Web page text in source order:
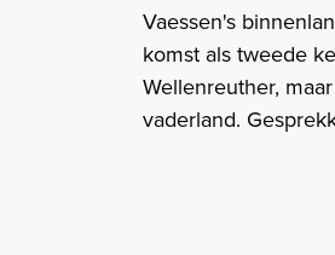
Vaessen's
komst als tweede
Wellenreuther,
vaderland.